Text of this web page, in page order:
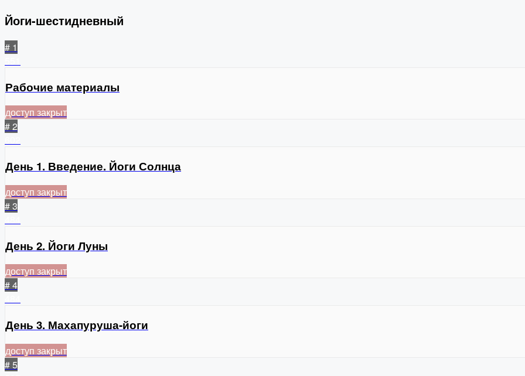
Йоги-шестидневный
# 1
Рабочие материалы
доступ закрыт
# 2
День 1. Введение. Йоги Солнца
доступ закрыт
# 3
День 2. Йоги Луны
доступ закрыт
# 4
День 3. Махапуруша-йоги
доступ закрыт
# 5